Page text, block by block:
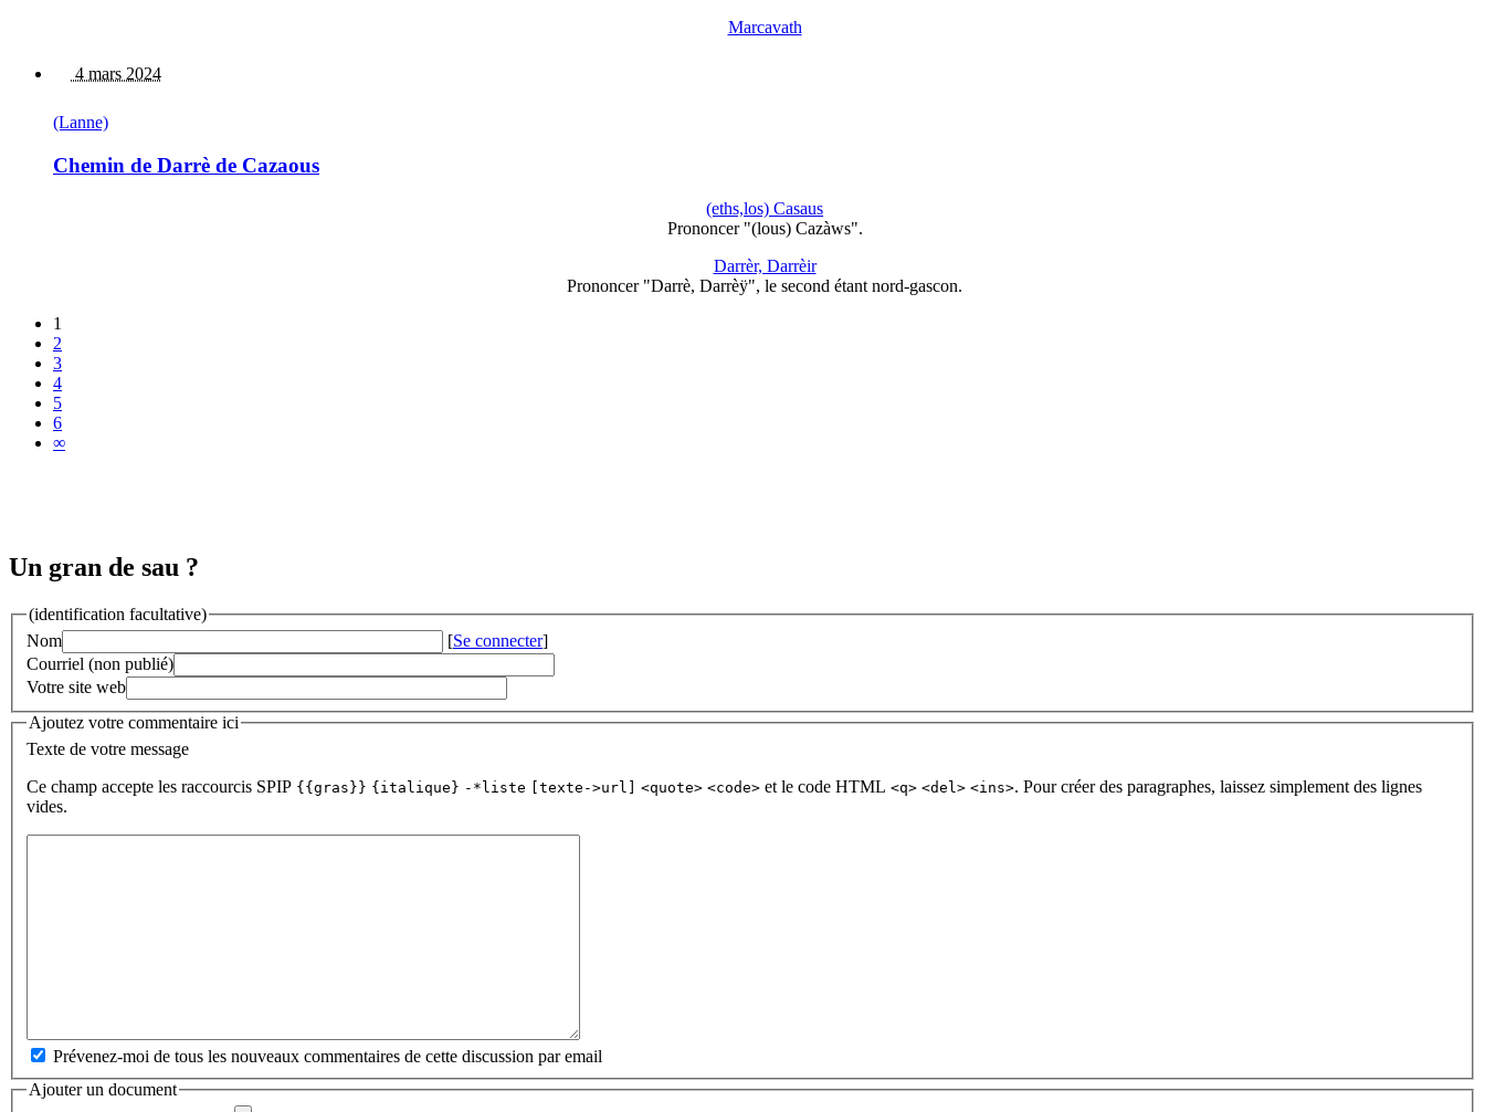
Marcavath
4 mars 2024
(Lanne)
Chemin de Darrè de Cazaous
(eths,los) Casaus
Prononcer "(lous) Cazàws".
Darrèr, Darrèir
Prononcer "Darrè, Darrèÿ", le second étant nord-gascon.
1
2
3
4
5
6
∞
Un gran de sau ?
(identification facultative)
Nom
[Se connecter]
Courriel (non publié)
Votre site web
Ajoutez votre commentaire ici
Texte de votre message
Ce champ accepte les raccourcis SPIP {{gras}} {italique} -*liste [texte->url] <quote> <code> et le code HTML <q> <del> <ins>. Pour créer des paragraphes, laissez simplement des lignes
vides.
Prévenez-moi de tous les nouveaux commentaires de cette discussion par email
Ajouter un document